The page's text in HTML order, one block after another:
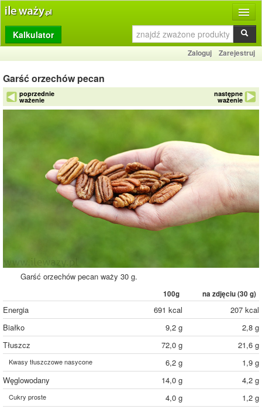
Produkty
Dziennik
Przelicznik
Porównywarka
O stronie
Kalkulator
Zaloguj Zarejestruj
Garść orzechów pecan
poprzednie
ważenie
następne
ważenie
Garść orzechów pecan waży 30 g.
100g na zdjęciu (30 g)
Energia 691 kcal
207 kcal
Białko
9,2 g
2,8 g
Tłuszcz
72,0 g 21,6 g
Kwasy tłuszczowe nasycone 6,2 g
1,9 g
Węglowodany
14,0 g 4,2 g
Cukry proste 4,0 g
1,2 g